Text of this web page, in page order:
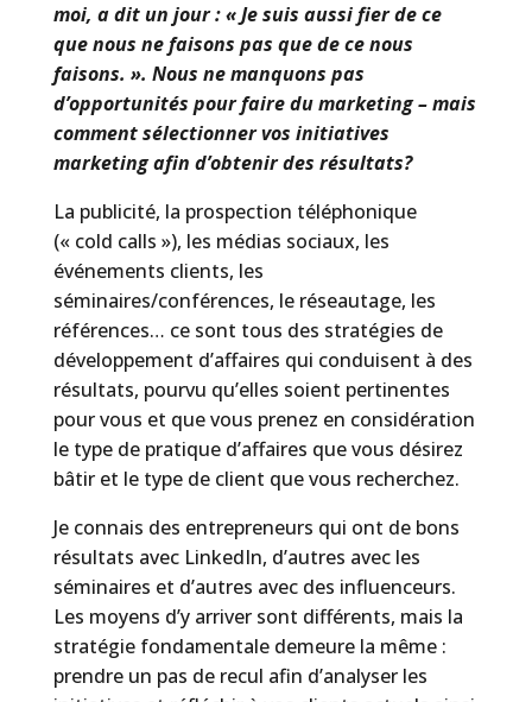
moi, a dit un jour : « Je suis aussi fier de ce
que nous ne faisons pas que de ce nous
faisons. ». Nous ne manquons pas
d’opportunités pour faire du marketing – mais
comment sélectionner vos initiatives
marketing afin d’obtenir des résultats?
La publicité, la prospection téléphonique
(« cold calls »), les médias sociaux, les
événements clients, les
séminaires/conférences, le réseautage, les
références… ce sont tous des stratégies de
développement d’affaires qui conduisent à des
résultats, pourvu qu’elles soient pertinentes
pour vous et que vous prenez en considération
le type de pratique d’affaires que vous désirez
bâtir et le type de client que vous recherchez.
Je connais des entrepreneurs qui ont de bons
résultats avec LinkedIn, d’autres avec les
séminaires et d’autres avec des influenceurs.
Les moyens d’y arriver sont différents, mais la
stratégie fondamentale demeure la même :
prendre un pas de recul afin d’analyser les